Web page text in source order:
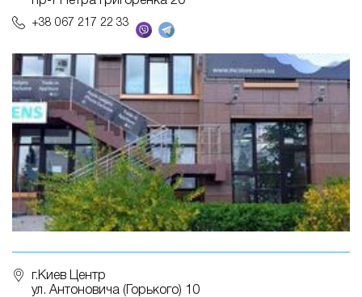
+38 067 217 22 33
г.Киев Центр
ул. Антоновича (Горького) 10